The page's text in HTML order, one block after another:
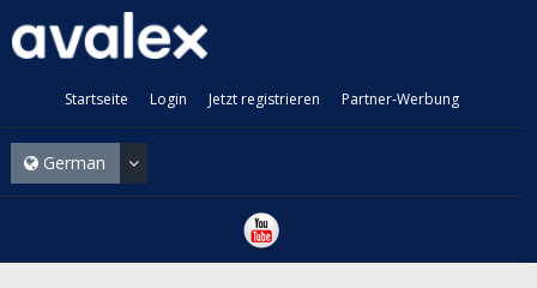
Startseite Login Jetzt registrieren Partner-Werbung
German